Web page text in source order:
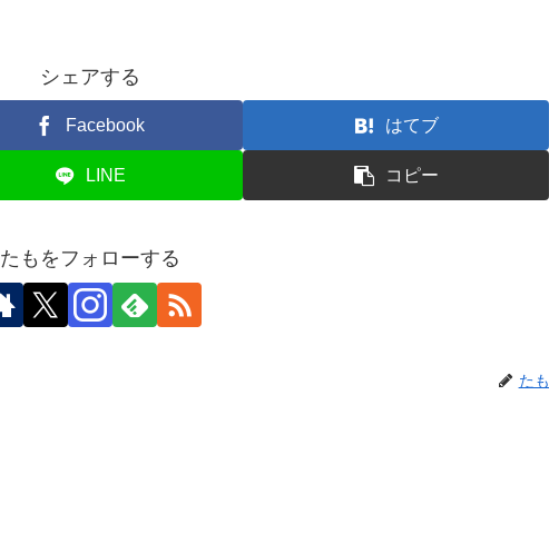
シェアする
Facebook はてブ
LINE コピー
たもをフォローする
たも